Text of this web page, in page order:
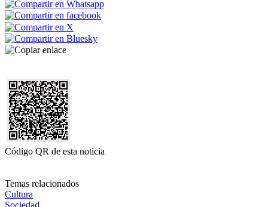
Código QR de esta noticia
Temas relacionados
Cultura